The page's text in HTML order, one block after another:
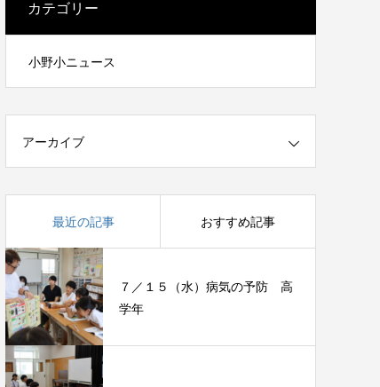
カテゴリー
小野小ニュース
アーカイブ
最近の記事 おすすめ記事
７／１５（水）病気の予防 高
学年